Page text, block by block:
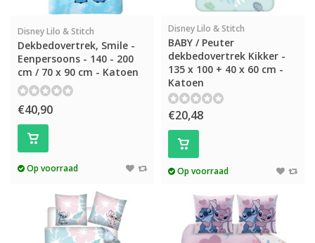
Disney Lilo & Stitch
Dekbedovertrek, Smile -
Eenpersoons - 140 - 200
cm / 70 x 90 cm - Katoen
€40,90
Op voorraad
Disney Lilo & Stitch
BABY / Peuter
dekbedovertrek Kikker -
135 x 100 + 40 x 60 cm -
Katoen
€20,48
Op voorraad